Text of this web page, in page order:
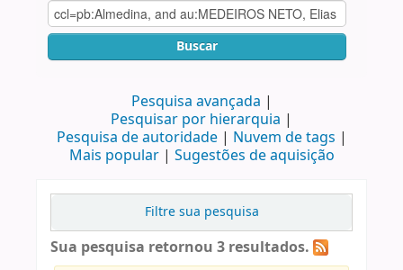
Buscar
Pesquisa avançada
Pesquisar por hierarquia
Pesquisa de autoridade
Nuvem de tags
Mais popular
Sugestões de aquisição
Filtre sua pesquisa
Sua pesquisa retornou 3 resultados.